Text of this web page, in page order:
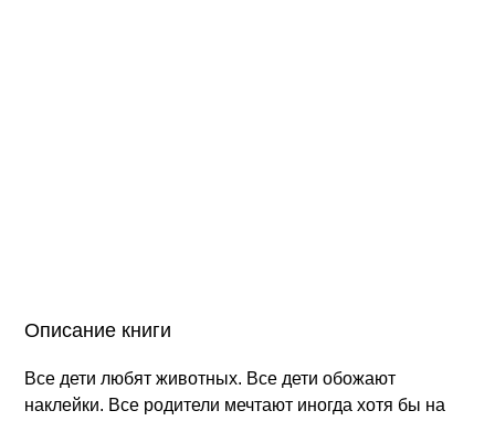
Описание книги
Все дети любят животных. Все дети обожают
наклейки. Все родители мечтают иногда хотя бы на